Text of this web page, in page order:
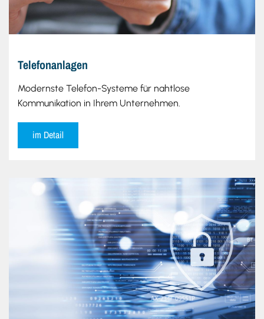
Telefonanlagen
Modernste Telefon-Systeme für nahtlose
Kommunikation in Ihrem Unternehmen.
im Detail